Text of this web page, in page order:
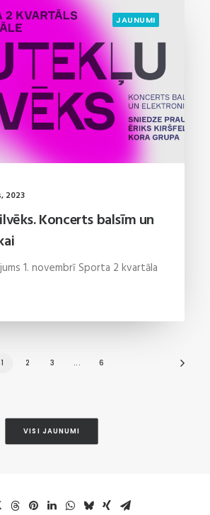
JAUNUMI
2023
Koncerts balsīm un
1. novembrī Sporta 2 kvartāla
1 2 3 ... 6
VISI JAUNUMI